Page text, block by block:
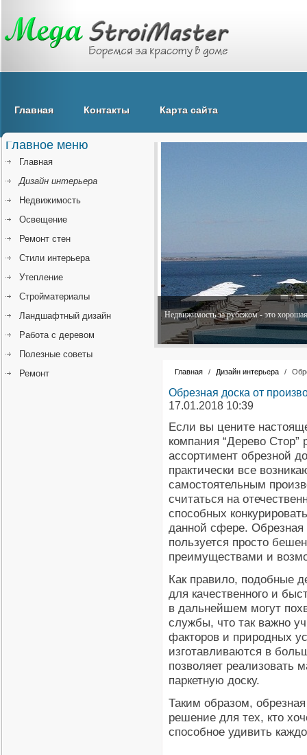
Главная Контакты Карта сайта
Недвижимость за рубежом - это
Главная / Дизайн интерьера /
Обрезная доска от
17.01.2018 10:39
Если вы цените
компания “Дерево
ассортимент обрезной
практически все
самостоятельным
считаться на
способных
данной сфере. Обрезная
пользуется просто
преимуществами и
Как правило, подобные
для качественного и
в дальнейшем могут
службы, что так важно
факторов и природных
изготавливаются в
позволяет реализовать
паркетную доску.
Таким образом,
решение для тех, кто
способное удивить
Главное меню
Главная
Дизайн интерьера
Недвижимость
Освещение
Ремонт стен
Стили интерьера
Утепление
Стройматериалы
Ландшафтный дизайн
Работа с деревом
Полезные советы
Ремонт